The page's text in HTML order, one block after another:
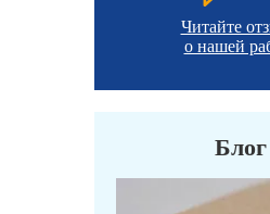
Читайте
о нашей
Блог